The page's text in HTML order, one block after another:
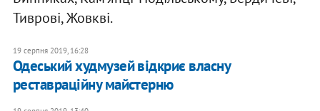
Тиврові, Жовкві.
19 серпня 2019, 16:28
Одеський худмузей відкриє власну
реставраційну майстерню